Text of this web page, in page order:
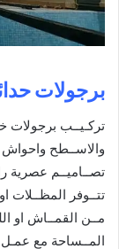
برجولات
تركـيــب برجولات
والاســطح واحواش
تصــاميــم عصرية
تتــوفر المظــلات
مــن القمــاش او
المــساحة مع عمـل